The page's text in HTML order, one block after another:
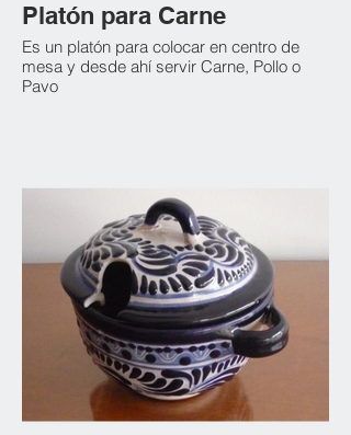
Platón para Carne
Es un platón para colocar en centro de
mesa y desde ahí servir Carne, Pollo o
Pavo